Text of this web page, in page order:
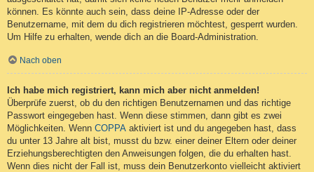
können. Es könnte auch sein, dass deine IP-Adresse oder der
Benutzername, mit dem du dich registrieren möchtest, gesperrt wurden.
Um Hilfe zu erhalten, wende dich an die Board-Administration.
Nach oben
Ich habe mich registriert, kann mich aber nicht anmelden!
Überprüfe zuerst, ob du den richtigen Benutzernamen und das richtige
Passwort eingegeben hast. Wenn diese stimmen, dann gibt es zwei
Möglichkeiten. Wenn COPPA aktiviert ist und du angegeben hast, dass
du unter 13 Jahre alt bist, musst du bzw. einer deiner Eltern oder deiner
Erziehungsberechtigten den Anweisungen folgen, die du erhalten hast.
Wenn dies nicht der Fall ist, muss dein Benutzerkonto vielleicht aktiviert